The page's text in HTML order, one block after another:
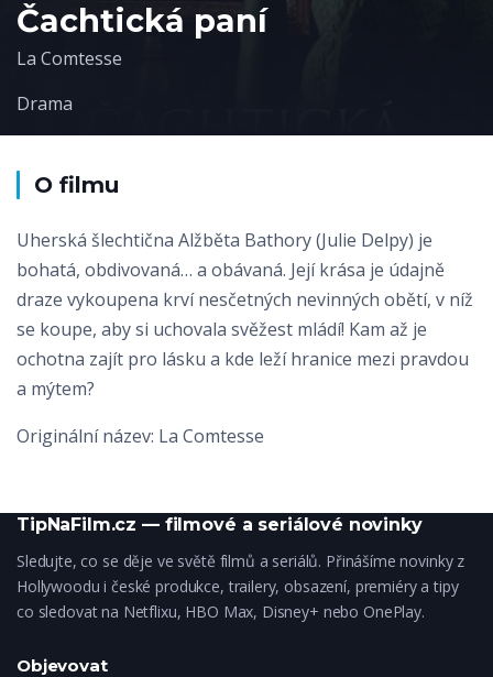
Čachtická paní
La Comtesse
Drama
O filmu
Uherská šlechtična Alžběta Bathory (Julie Delpy) je
bohatá, obdivovaná… a obávaná. Její krása je údajně
draze vykoupena krví nesčetných nevinných obětí, v níž
se koupe, aby si uchovala svěžest mládí! Kam až je
ochotna zajít pro lásku a kde leží hranice mezi pravdou
a mýtem?
Originální název: La Comtesse
TipNaFilm.cz — filmové a seriálové novinky
Sledujte, co se děje ve světě filmů a seriálů. Přinášíme novinky z
Hollywoodu i české produkce, trailery, obsazení, premiéry a tipy
co sledovat na Netflixu, HBO Max, Disney+ nebo OnePlay.
Objevovat